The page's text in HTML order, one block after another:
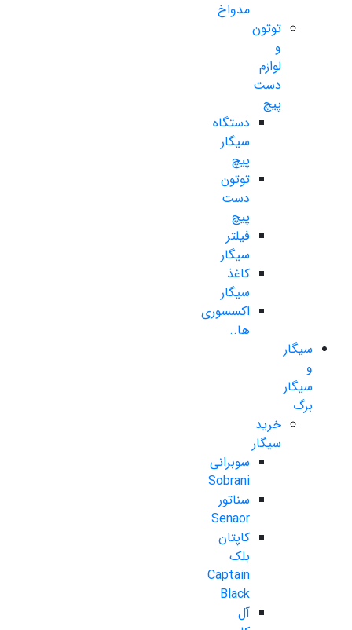
مدواخ
توتون
و
لوازم
دست
پیچ
دستگاه
سیگار
پیچ
توتون
دست
پیچ
فیلتر
سیگار
کاغذ
سیگار
اکسسوری
ها..
سیگار
و
سیگار
برگ
خرید
سیگار
سوبرانی
Sobrani
سناتور
Senaor
کاپتان
بلک
Captain
Black
آل